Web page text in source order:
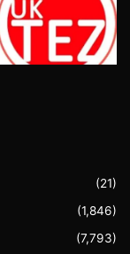
(21)
(1,846)
(7,793)